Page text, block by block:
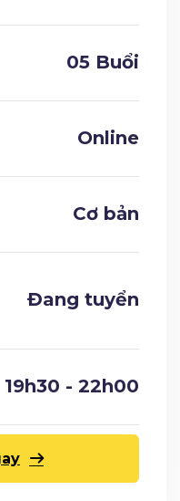
05 Buổi
Online
Cơ bản
Đang tuyển
19h30 - 22h00